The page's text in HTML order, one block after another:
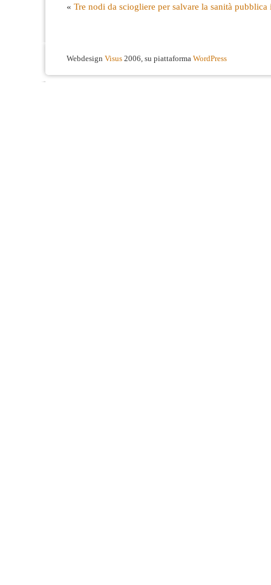
« Tre nodi da sciogliere per salvare la sanità pubblica
Webdesign Visus 2006, su piattaforma WordPress